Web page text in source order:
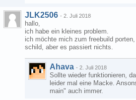
JLK2506 - 2. Juli 2018
hallo,
ich habe ein kleines problem.
ich möchte mich zum freebuild
schild, aber es passiert nichts.
Ahava - 2. Juli 2018
Sollte wieder funktionieren,
leider mal eine Macke.
main" auch immer.